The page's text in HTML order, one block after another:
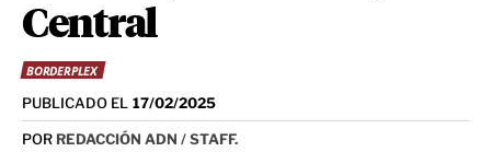
Central
BORDERPLEX
PUBLICADO EL 17/02/2025
POR REDACCIÓN ADN / STAFF.